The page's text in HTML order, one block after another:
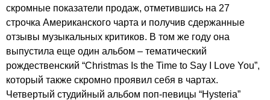
скромные показатели продаж, отметившись на 27
строчка Американского чарта и получив сдержанные
отзывы музыкальных критиков. В том же году она
выпустила еще один альбом – тематический
рождественский “Christmas Is the Time to Say Love You”,
который также скромно проявил себя в чартах.
Четвертый студийный альбом поп-певицы “Hysteria”